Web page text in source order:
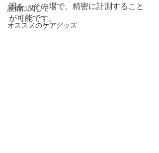
設備に関して
オススメのケアグッズ
因を、その場で、精密に計測すること
が可能です。